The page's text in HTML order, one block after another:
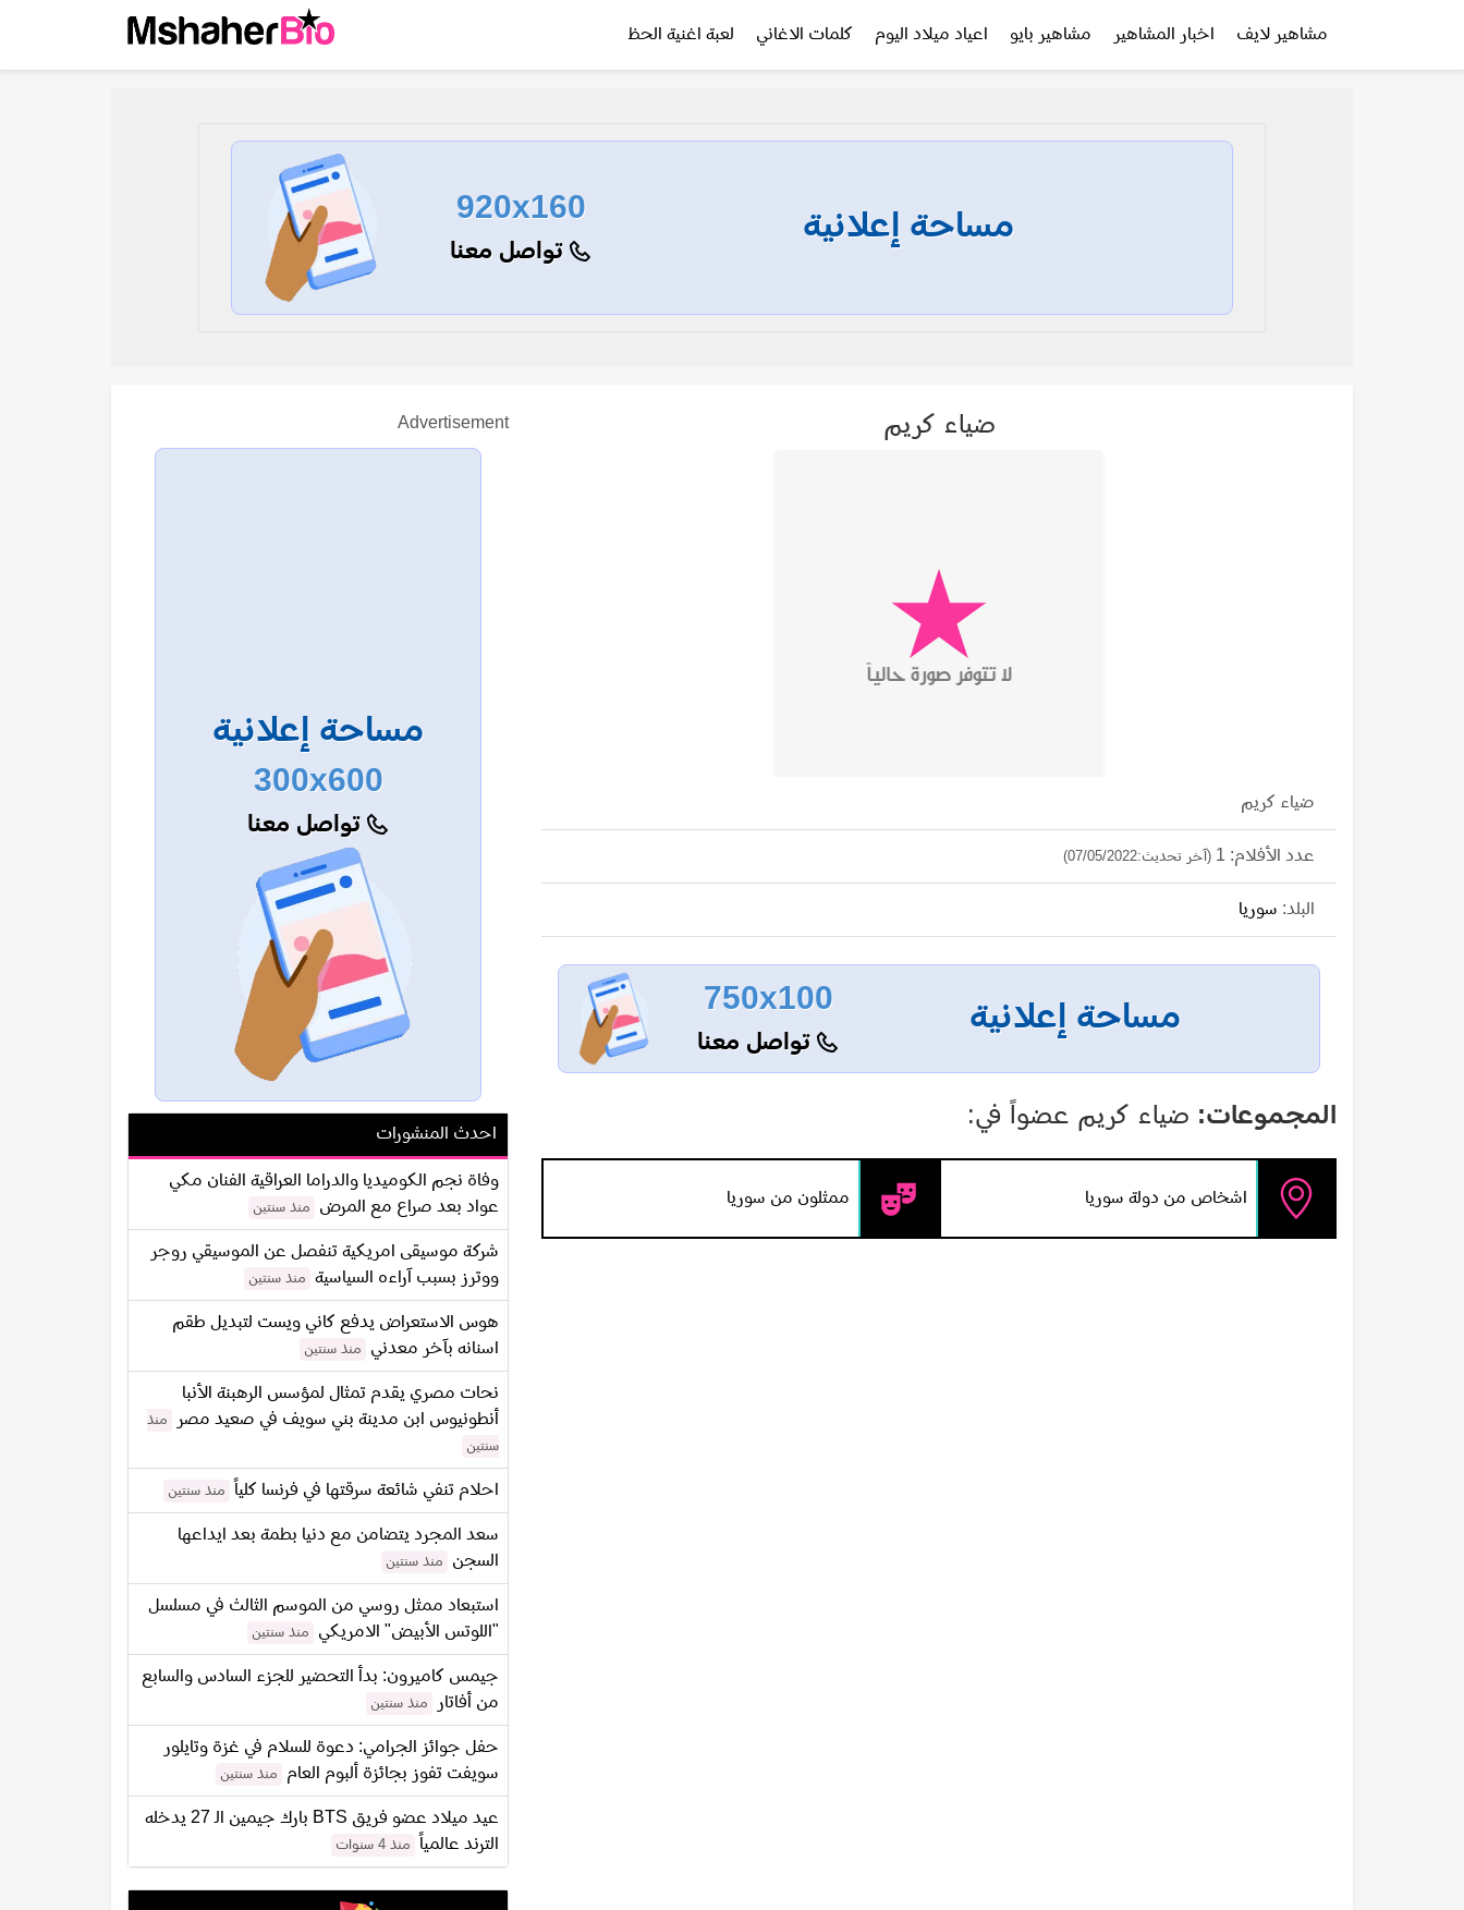
مشاهير لايف اخبار المشاهير مشاهير بايو اعياد ميلاد اليوم كلمات الاغاني لعبة اغنية الحظ
مساحة إعلانية
920x160
تواصل معنا
ضياء كريم
ضياء كريم
عدد الأفلام: 1 (آخر تحديث:07/05/2022)
البلد: سوريا
مساحة إعلانية
750x100
تواصل معنا
المجموعات: ضياء كريم عضواً في:
اشخاص من دولة سوريا ممثلون من سوريا
Advertisement
مساحة إعلانية
300x600
تواصل معنا
احدث المنشورات
وفاة نجم الكوميديا والدراما العراقية الفنان مكي
عواد بعد صراع مع المرض
منذ سنتين
شركة موسيقى امريكية تنفصل عن الموسيقي روجر
ووترز بسبب آراءه السياسية
منذ سنتين
هوس الاستعراض يدفع كاني ويست لتبديل طقم
اسنانه بآخر معدني
منذ سنتين
نحات مصري يقدم تمثال لمؤسس الرهبنة الأنبا
أنطونيوس ابن مدينة بني سويف في صعيد مصر
منذ
سنتين
احلام تنفي شائعة سرقتها في فرنسا كلياً منذ سنتين
سعد المجرد يتضامن مع دنيا بطمة بعد ايداعها
السجن
منذ سنتين
استبعاد ممثل روسي من الموسم الثالث في مسلسل
"اللوتس الأبيض" الامريكي
منذ سنتين
جيمس كاميرون: بدأ التحضير للجزء السادس والسابع
من أفاتار
منذ سنتين
حفل جوائز الجرامي: دعوة للسلام في غزة وتايلور
سويفت تفوز بجائزة ألبوم العام
منذ سنتين
عيد ميلاد عضو فريق BTS بارك جيمين الـ 27 يدخله
الترند عالمياً
منذ 4 سنوات